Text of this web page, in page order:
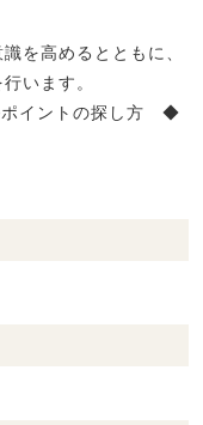
を高めるとともに、
います。
イントの探し方 ◆